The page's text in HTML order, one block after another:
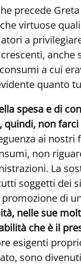
precede Greta
virtuose
a
a cui
quanto
spesa e di
non
ai
non
La
soggetti dei
di
nelle sue
che è il
esigenti
sono